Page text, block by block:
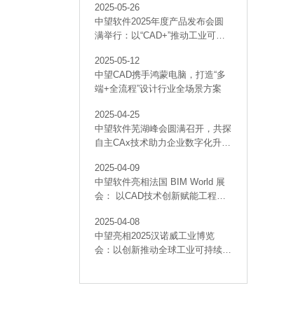
2025-05-26
中望软件2025年度产品发布会圆
满举行：以“CAD+”推动工业可持
2025-05-12
中望CAD携手鸿蒙电脑，打造“多
端+全流程”设计行业全场景方案
2025-04-25
中望软件芜湖峰会圆满召开，共探
自主CAx技术助力企业数字化升级
2025-04-09
中望软件亮相法国 BIM World 展
会： 以CAD技术创新赋能工程建
2025-04-08
中望亮相2025汉诺威工业博览
会：以创新推动全球工业可持续发